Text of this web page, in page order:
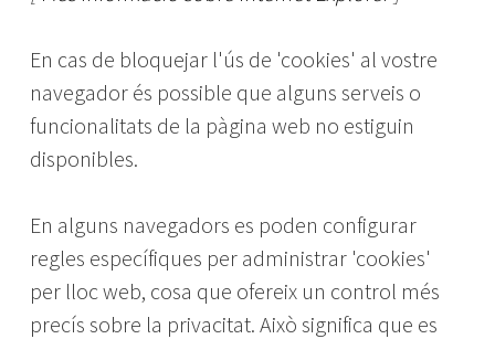
En cas de bloquejar l'ús de 'cookies' al vostre
navegador és possible que alguns serveis o
funcionalitats de la pàgina web no estiguin
disponibles.
En alguns navegadors es poden configurar
regles específiques per administrar 'cookies'
per lloc web, cosa que ofereix un control més
precís sobre la privacitat. Això significa que es